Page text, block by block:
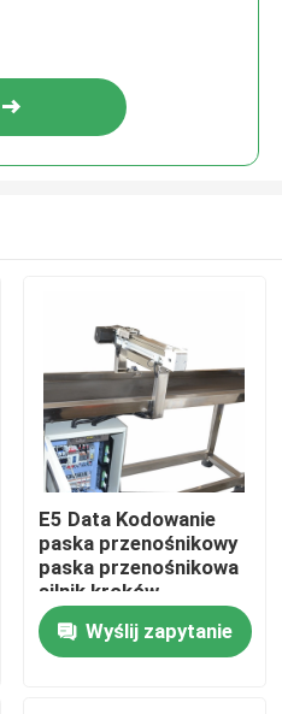
E5 Data Kodowanie
paska przenośnikowy
paska przenośnikowa
silnik kroków
napędzany
częstotliwością
zmienną
Wyślij zapytanie